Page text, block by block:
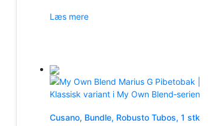
Læs mere
Cusano, Bundle, Robusto Tubos, 1 stk